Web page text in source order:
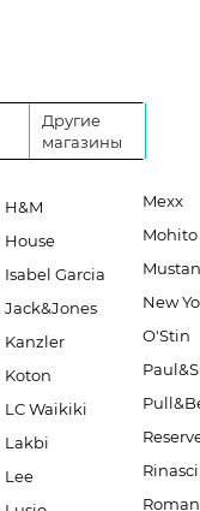
Другие
магазины
H&M
House
Isabel Garcia
Jack&Jones
Kanzler
Koton
LC Waikiki
Lakbi
Lee
Mexx
Mohito
New
O'Stin